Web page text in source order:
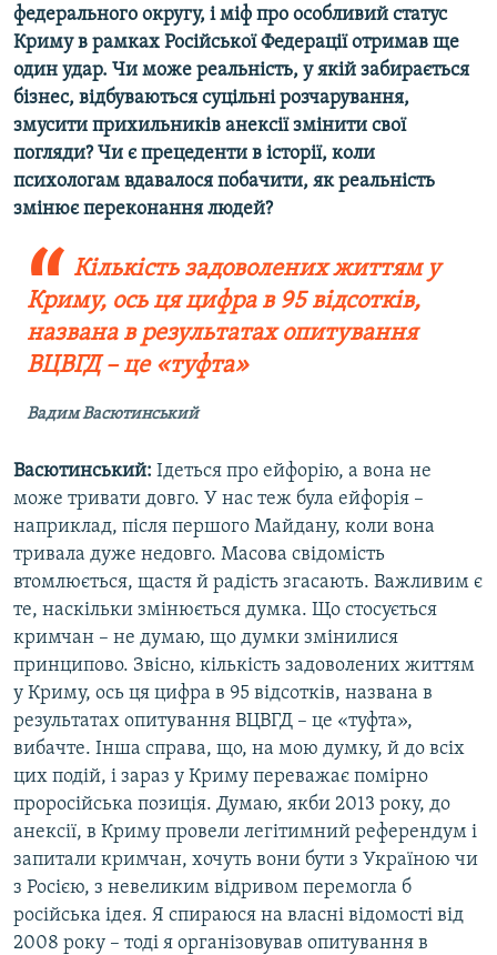
федерального округу, і міф про особливий статус
Криму в рамках Російської Федерації отримав ще
один удар. Чи може реальність, у якій забирається
бізнес, відбуваються суцільні розчарування,
змусити прихильників анексії змінити свої
погляди? Чи є прецеденти в історії, коли
психологам вдавалося побачити, як реальність
змінює переконання людей?
Кількість задоволених життям у
Криму, ось ця цифра в 95 відсотків,
названа в результатах опитування
ВЦВГД – це «туфта»
Вадим Васютинський
Васютинський: Ідеться про ейфорію, а вона не
може тривати довго. У нас теж була ейфорія –
наприклад, після першого Майдану, коли вона
тривала дуже недовго. Масова свідомість
втомлюється, щастя й радість згасають. Важливим є
те, наскільки змінюється думка. Що стосується
кримчан – не думаю, що думки змінилися
принципово. Звісно, кількість задоволених життям
у Криму, ось ця цифра в 95 відсотків, названа в
результатах опитування ВЦВГД – це «туфта»,
вибачте. Інша справа, що, на мою думку, й до всіх
цих подій, і зараз у Криму переважає помірно
проросійська позиція. Думаю, якби 2013 року, до
анексії, в Криму провели легітимний референдум і
запитали кримчан, хочуть вони бути з Україною чи
з Росією, з невеликим відривом перемогла б
російська ідея. Я спираюся на власні відомості від
2008 року – тоді я організовував опитування в